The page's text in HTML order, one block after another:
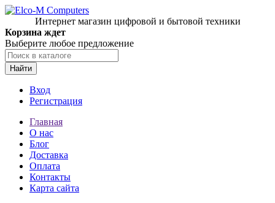
Интернет магазин цифровой и бытовой техники
Корзина ждет
Выберите любое предложение
Найти
Вход
Регистрация
Главная
О нас
Блог
Доставка
Оплата
Контакты
Карта сайта